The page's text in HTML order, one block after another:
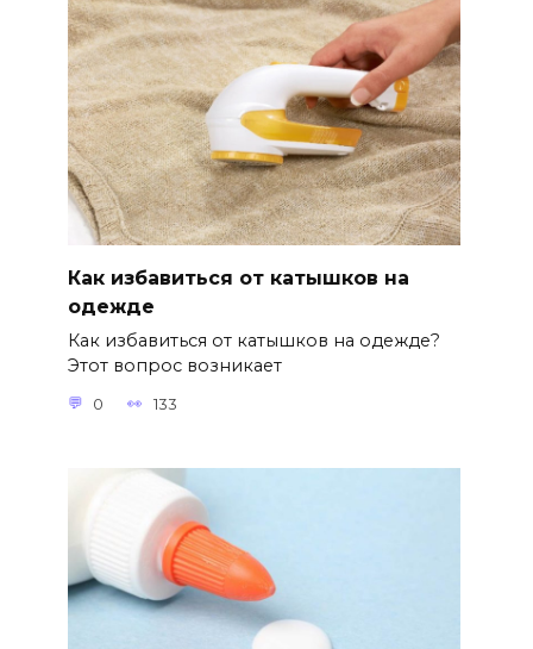
Как избавиться от катышков на
одежде
Как избавиться от катышков на одежде?
Этот вопрос возникает
0 133